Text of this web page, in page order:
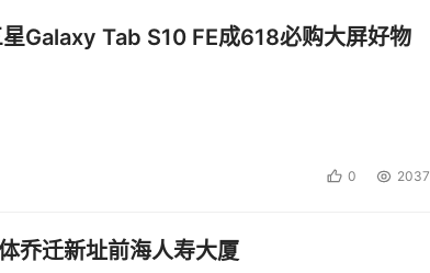
Galaxy Tab S10 FE成618必购大屏好物
0 2037
乔迁新址前海人寿大厦